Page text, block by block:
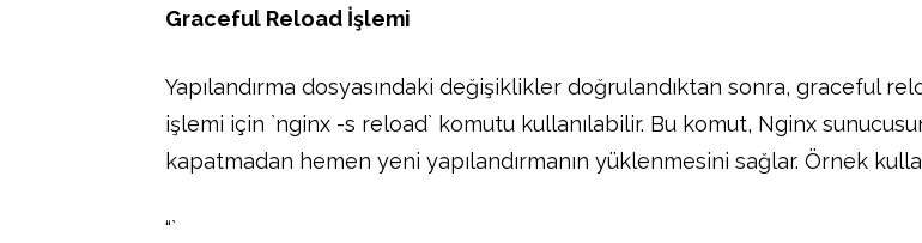
Graceful Reload İşlemi
Yapılandırma dosyasındaki değişiklikler doğrulandıktan sonra, graceful
işlemi için `nginx -s reload` komutu kullanılabilir. Bu komut, Nginx
kapatmadan hemen yeni yapılandırmanın yüklenmesini sağlar. Örnek
“`